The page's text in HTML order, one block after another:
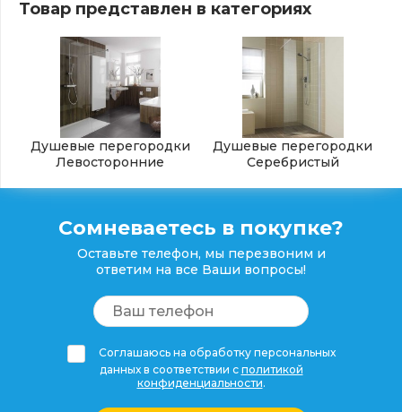
Товар представлен в категориях
Душевые перегородки
Левосторонние
Душевые перегородки
Серебристый
Сомневаетесь в покупке?
Оставьте телефон, мы перезвоним и
ответим на все Ваши вопросы!
Соглашаюсь на обработку персональных
данных в соответствии с политикой
конфиденциальности.